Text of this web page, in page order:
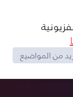
من المواضيع